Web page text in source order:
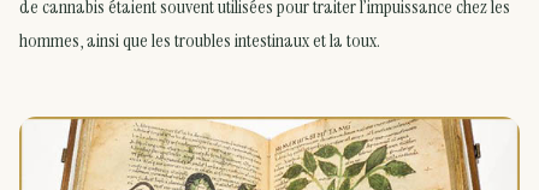
de cannabis étaient souvent utilisées pour traiter l’impuissance chez les
hommes, ainsi que les troubles intestinaux et la toux.